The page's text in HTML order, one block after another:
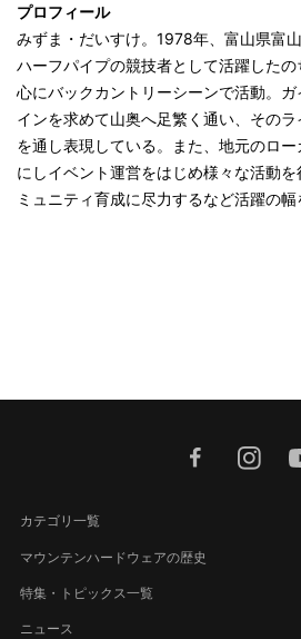
プロフィール
みずま・だいすけ。1978年、富山県富
ハーフパイプの競技者として活躍した
心にバックカントリーシーンで活動。
インを求めて山奥へ足繁く通い、その
を通し表現している。また、地元のロ
にしイベント運営をはじめ様々な活動
ミュニティ育成に尽力するなど活躍の幅
facebook
カテゴリ一覧
マウンテンハードウェアの歴史
特集・トピックス一覧
ニュース